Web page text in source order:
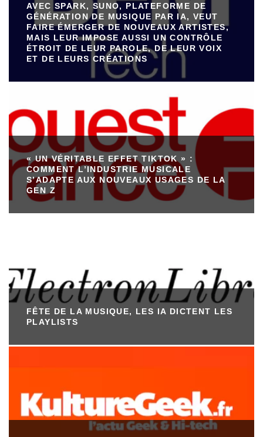
AVEC SPARK, SUNO, PLATEFORME DE
GÉNÉRATION DE MUSIQUE PAR IA, VEUT
FAIRE ÉMERGER DE NOUVEAUX ARTISTES,
MAIS LEUR IMPOSE AUSSI UN CONTRÔLE
ÉTROIT DE LEUR PAROLE, DE LEUR VOIX
ET DE LEURS CRÉATIONS
« UN VÉRITABLE EFFET TIKTOK » :
COMMENT L’INDUSTRIE MUSICALE
S’ADAPTE AUX NOUVEAUX USAGES DE LA
GEN Z
FÊTE DE LA MUSIQUE, LES IA DICTENT LES
PLAYLISTS